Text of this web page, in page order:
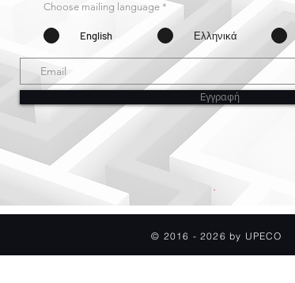
Choose mailing language *
English Ελληνικά
Εγγραφή
.
© 2016 - 2026 by UPECO